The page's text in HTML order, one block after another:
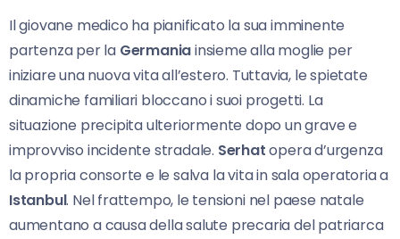
Il giovane medico ha pianificato la sua imminente
partenza per la Germaniainsieme alla moglie per
iniziare una nuova vita all’estero. Tuttavia, le spietate
dinamiche familiari bloccano i suoi progetti. La
situazione precipita ulteriormente dopo un grave e
improvviso incidente stradale. Serhatopera d’urgenza
la propria consorte e le salva la vita in sala operatoria a
Istanbul. Nel frattempo, le tensioni nel paese natale
aumentano a causa della salute precaria del patriarca